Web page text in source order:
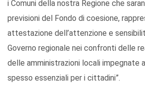
i Comuni della nostra Regione che
previsioni del Fondo di coesione,
attestazione dell’attenzione e
Governo regionale nei confronti delle
delle amministrazioni locali impegnate
spesso essenziali per i cittadini”.